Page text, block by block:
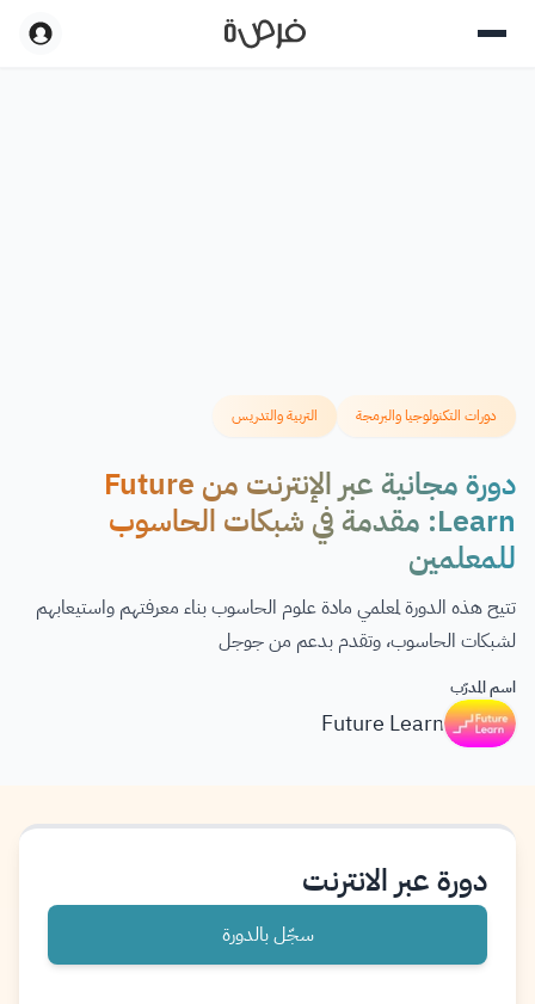
دورات التكنولوجيا والبرمجة التربية والتدريس
دورة مجانية عبر الإنترنت من Future
Learn: مقدمة في شبكات الحاسوب
للمعلمين
تتيح هذه الدورة لمعلمي مادة علوم الحاسوب بناء معرفتهم واستيعابهم
لشبكات الحاسوب، وتقدم بدعم من جوجل
اسم المدرّب
Future Learn
دورة عبر الانترنت
سجّل بالدورة